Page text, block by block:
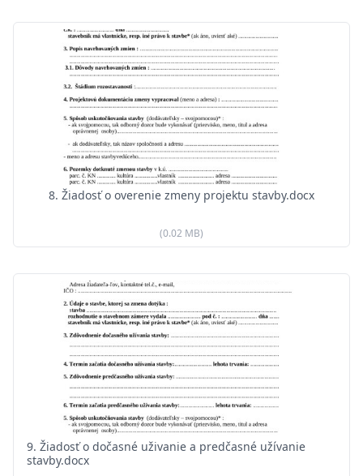
8. Žiadosť o overenie zmeny projektu stavby.docx
(0.02 MB)
9. Žiadosť o dočasné uživanie a predčasné užívanie
stavby.docx